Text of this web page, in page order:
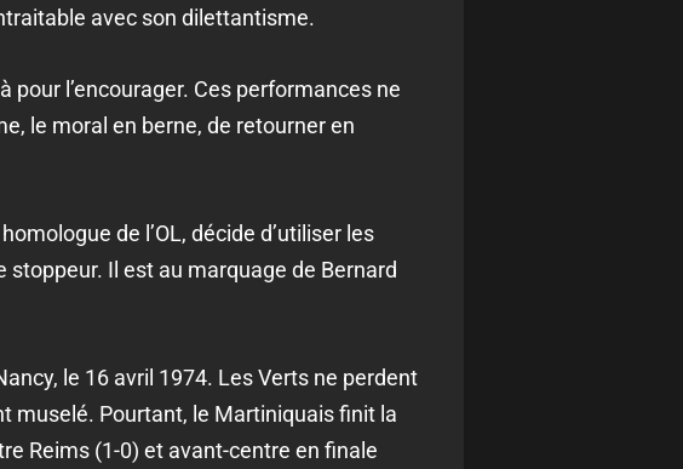
avec son dilettantisme.
pour l’encourager. Ces performances ne
le moral en berne, de retourner en
de l’OL, décide d’utiliser les
Il est au marquage de Bernard
le 16 avril 1974. Les Verts ne perdent
muselé. Pourtant, le Martiniquais finit la
Reims (1-0) et avant-centre en finale